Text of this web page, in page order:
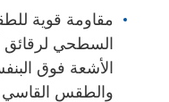
مقاومة قوية
السطحي لرقائق
الأشعة فوق
والطقس